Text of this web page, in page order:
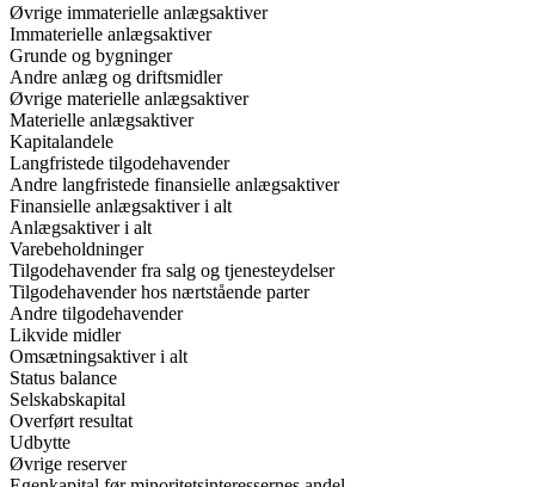
Øvrige immaterielle anlægsaktiver
Immaterielle anlægsaktiver
Grunde og bygninger
Andre anlæg og driftsmidler
Øvrige materielle anlægsaktiver
Materielle anlægsaktiver
Kapitalandele
Langfristede tilgodehavender
Andre langfristede finansielle anlægsaktiver
Finansielle anlægsaktiver i alt
Anlægsaktiver i alt
Varebeholdninger
Tilgodehavender fra salg og tjenesteydelser
Tilgodehavender hos nærtstående parter
Andre tilgodehavender
Likvide midler
Omsætningsaktiver i alt
Status balance
Selskabskapital
Overført resultat
Udbytte
Øvrige reserver